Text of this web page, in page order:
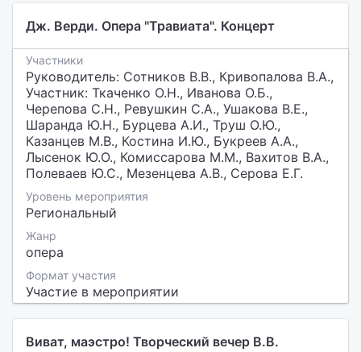
Дж. Верди. Опера "Травиата". Концерт
Участники
Руководитель: Сотников В.В., Кривопалова В.А.,
Участник: Ткаченко О.Н., Иванова О.Б.,
Черепова С.Н., Ревушкин С.А., Ушакова В.Е.,
Шаранда Ю.Н., Бурцева А.И., Труш О.Ю.,
Казанцев М.В., Костина И.Ю., Букреев А.А.,
Лысенок Ю.О., Комиссарова М.М., Вахитов В.А.,
Полеваев Ю.С., Мезенцева А.В., Серова Е.Г.
Уровень мероприятия
Региональный
Жанр
опера
Формат участия
Участие в мероприятии
Виват, маэстро! Творческий вечер В.В.